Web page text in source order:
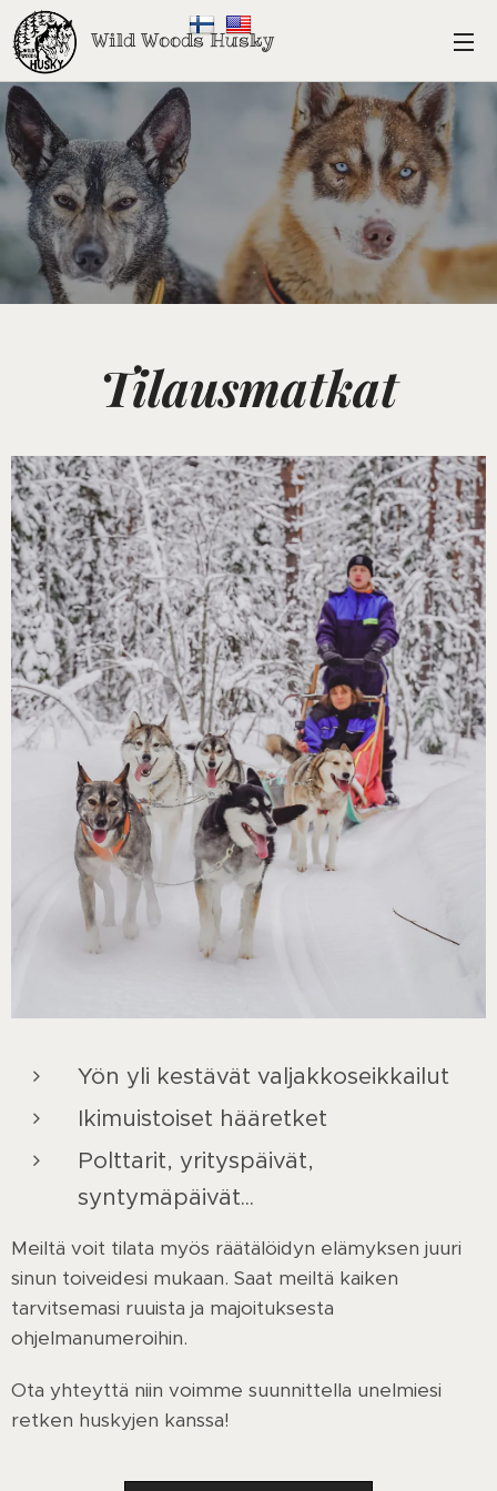
Wild Woods Husky
Tilausmatkat
Yön yli kestävät valjakkoseikkailut
Ikimuistoiset hääretket
Polttarit, yrityspäivät,
syntymäpäivät...
Meiltä voit tilata myös räätälöidyn elämyksen juuri
sinun toiveidesi mukaan. Saat meiltä kaiken
tarvitsemasi ruuista ja majoituksesta
ohjelmanumeroihin.
Ota yhteyttä niin voimme suunnittella unelmiesi
retken huskyjen kanssa!